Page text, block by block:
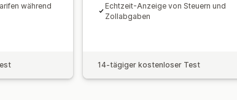
während
Echtzeit-Anzeige von Steuern und
Zollabgaben
14-tägiger kostenloser Test